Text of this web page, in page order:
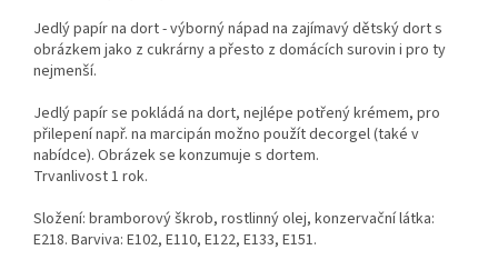
Jedlý papír na dort - výborný nápad na zajímavý dětský dort s
obrázkem jako z cukrárny a přesto z domácích surovin i pro ty
nejmenší.
Jedlý papír se pokládá na dort, nejlépe potřený krémem, pro
přilepení např. na marcipán možno použít decorgel (také v
nabídce). Obrázek se konzumuje s dortem.
Trvanlivost 1 rok.
Složení: bramborový škrob, rostlinný olej, konzervační látka:
E218. Barviva: E102, E110, E122, E133, E151.